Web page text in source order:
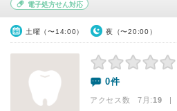
電子処方せん対応
土曜（〜14:00） 夜（〜20:00）
0件
アクセス数 7月:19 |